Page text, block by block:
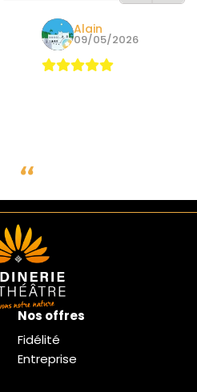
Alain
09/05/2026
Nos offres
Fidélité
Entreprise